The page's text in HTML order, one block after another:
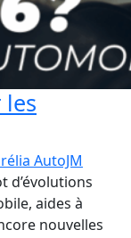
AutoJM
d’évolutions
aides à
nouvelles